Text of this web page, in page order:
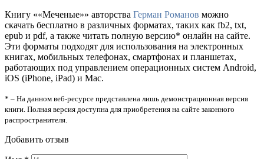
Книгу ««Меченые»» авторства Герман Романов можно
скачать бесплатно в различных форматах, таких как fb2, txt,
epub и pdf, а также читать полную версию* онлайн на сайте.
Эти форматы подходят для использования на электронных
книгах, мобильных телефонах, смартфонах и планшетах,
работающих под управлением операционных систем Android,
iOS (iPhone, iPad) и Mac.
* – На данном веб-ресурсе представлена лишь демонстрационная версия
книги. Полная версия доступна для приобретения на сайте законного
распространителя.
Добавить отзыв